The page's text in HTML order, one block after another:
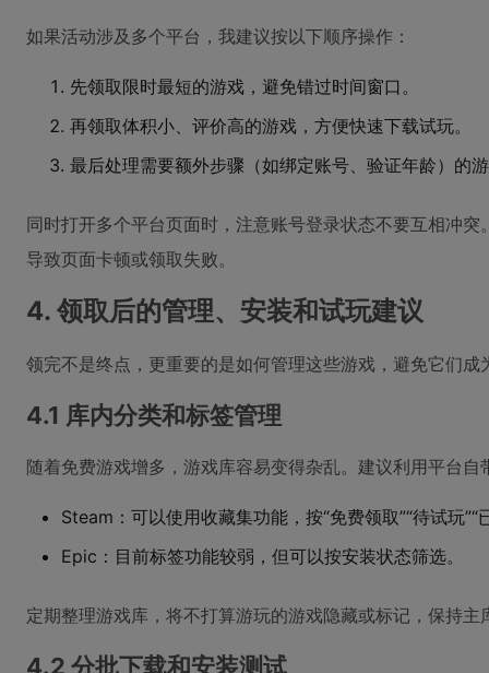
如果活动涉及多个平台，我建议按以下顺序操作：
先领取限时最短的游戏，避免错过时间窗口。
再领取体积小、评价高的游戏，方便快速下载试玩。
最后处理需要额外步骤（如绑定账号、验证年龄）的
同时打开多个平台页面时，注意账号登录状态不要互相冲
导致页面卡顿或领取失败。
4. 领取后的管理、安装和试玩建议
领完不是终点，更重要的是如何管理这些游戏，避免它们成
4.1 库内分类和标签管理
随着免费游戏增多，游戏库容易变得杂乱。建议利用平台自
Steam：可以使用收藏集功能，按“免费领取”“待试玩”“
Epic：目前标签功能较弱，但可以按安装状态筛选。
定期整理游戏库，将不打算游玩的游戏隐藏或标记，保持主
4.2 分批下载和安装测试